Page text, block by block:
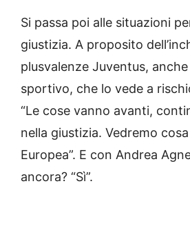
Si passa poi alle situazioni
giustizia. A proposito
plusvalenze Juventus,
sportivo, che lo vede a
“Le cose vanno avanti,
nella giustizia. Vedremo
Europea”. E con Andrea
ancora? “Sì”.